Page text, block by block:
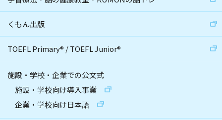
くもん出版
TOEFL Primary® /TOEFL Junior®
施設・学校・企業での公文式
施設・学校向け導入事業
企業・学校向け日本語